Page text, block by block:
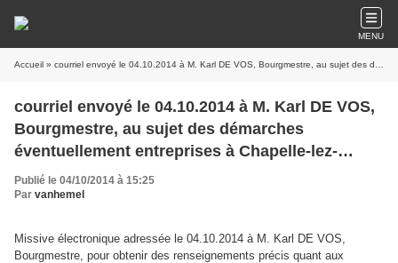
MENU
Accueil » courriel envoyé le 04.10.2014 à M. Karl DE VOS, Bourgmestre, au sujet des démarches éventuellement entreprises à Chapelle-lez-Herlaimont dans la prévention et la lutte contre la fraude sociale
courriel envoyé le 04.10.2014 à M. Karl DE VOS,
Bourgmestre, au sujet des démarches
éventuellement entreprises à Chapelle-lez-
Herlaimont dans la prévention et la lutte contre
la fraude sociale
Publié le 04/10/2014 à 15:25
Par vanhemel
Missive électronique adressée le 04.10.2014 à M. Karl DE VOS,
Bourgmestre, pour obtenir des renseignements précis quant aux